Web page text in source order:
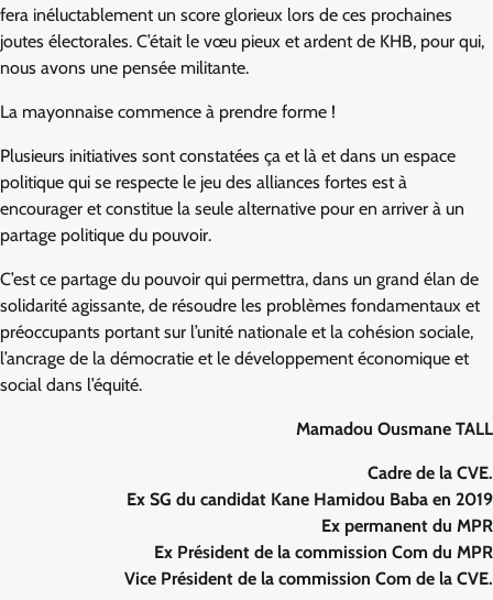
fera inéluctablement un score glorieux lors de ces prochaines
joutes électorales. C’était le vœu pieux et ardent de KHB, pour qui,
nous avons une pensée militante.
La mayonnaise commence à prendre forme !
Plusieurs initiatives sont constatées ça et là et dans un espace
politique qui se respecte le jeu des alliances fortes est à
encourager et constitue la seule alternative pour en arriver à un
partage politique du pouvoir.
C’est ce partage du pouvoir qui permettra, dans un grand élan de
solidarité agissante, de résoudre les problèmes fondamentaux et
préoccupants portant sur l’unité nationale et la cohésion sociale,
l’ancrage de la démocratie et le développement économique et
social dans l’équité.
Mamadou Ousmane TALL
Cadre de la CVE.
Ex SG du candidat Kane Hamidou Baba en 2019
Ex permanent du MPR
Ex Président de la commission Com du MPR
Vice Président de la commission Com de la CVE.